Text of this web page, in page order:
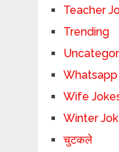
Teacher
Trending
Wife
Winter
चुटकले